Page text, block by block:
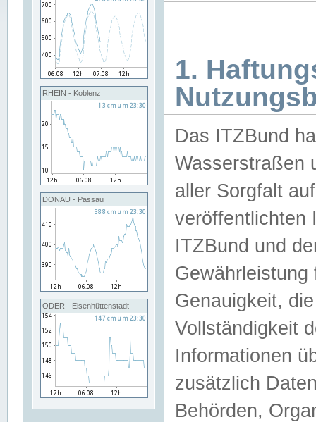
RHEIN - Koblenz
DONAU - Passau
ODER - Eisenhüttenstadt
1.
Das ITZBund
Wasserstraßen
aller Sorgfalt
veröffentlichten
ITZBund und
Genauigkeit,
Vollständigkeit
Informationen
zusätzlich
Behörden,